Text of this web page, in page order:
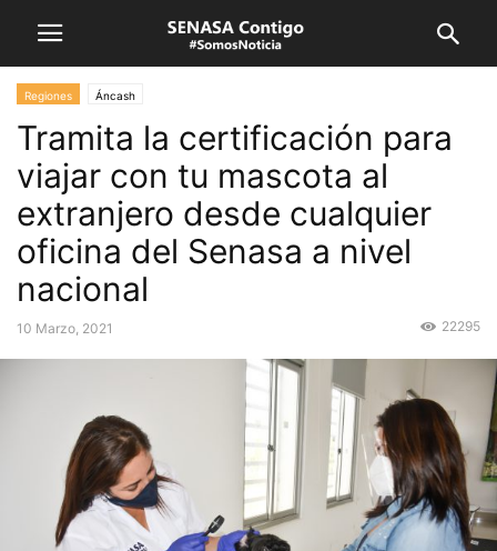
Regiones Áncash
Tramita la certificación para
viajar con tu mascota al
extranjero desde cualquier
oficina del Senasa a nivel
nacional
10 Marzo, 2021 22295